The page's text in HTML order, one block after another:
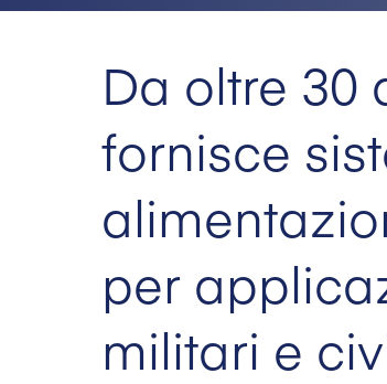
Da oltre 30
fornisce
per
militari e